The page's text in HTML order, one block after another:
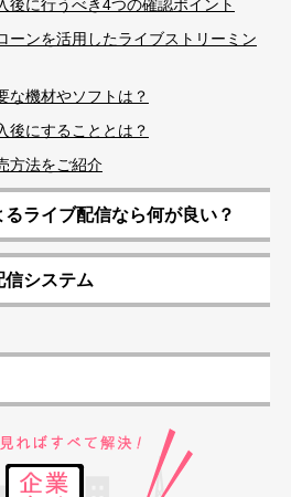
後に行うべき4つの確認ポイント
ーンを活用したライブストリーミン
な機材やソフトは？
後にすることとは？
方法をご紹介
ライブ配信なら何が良い？
システム